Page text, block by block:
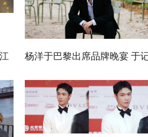
杨洋于巴黎出席品牌晚宴 于
忆流动间探寻自我